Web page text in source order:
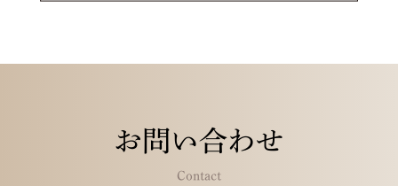
お問い合わせ
Contact